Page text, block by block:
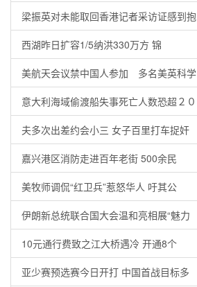
梁振英对未能取回香港记者采访证感到抱
西湖昨日扩容1/5纳洪330万方 锦
美航天会议禁中国人参加 多名美英科学
意大利海域偷渡船失事死亡人数恐超２０
夫多次出差约会小三 女子百里打车捉奸
嘉兴港区消防走进百年老街 500余民
美牧师调侃“红卫兵”惹怒华人 吁其公
伊朗新总统联合国大会温和亮相展“魅力
10元通行费致之江大桥遇冷 开通8个
亚少赛预选赛今日开打 中国首战目标多